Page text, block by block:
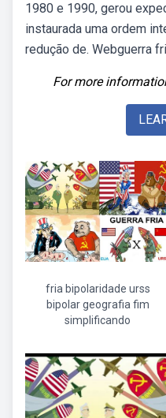
1980 e 1990, gerou
instaurada uma ordem
redução de. Webguerra
For more
fria bipolaridade urss
bipolar geografia fim
simplificando